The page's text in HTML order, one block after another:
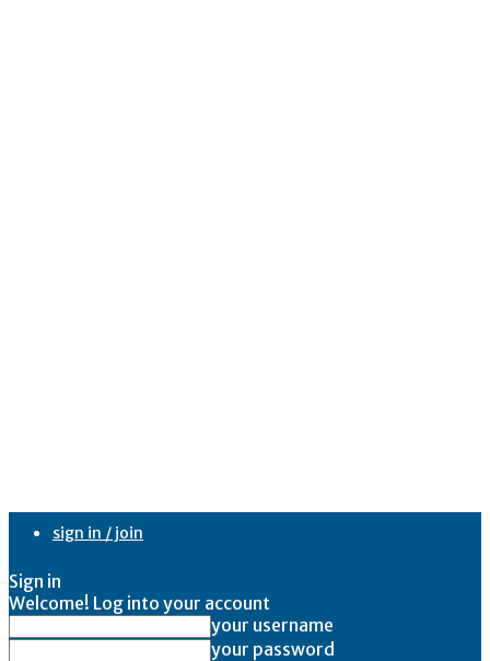
sign in / join
Sign in
Welcome! Log into your account
your username
your password